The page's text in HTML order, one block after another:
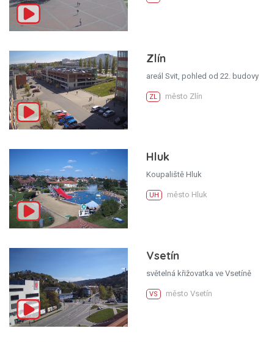
Zlín
areál Svit, pohled od 22. budovy
ZL město Zlín
Hluk
Koupaliště Hluk
UH město Hluk
Vsetín
světelná křižovatka ve Vsetíně
VS město Vsetín